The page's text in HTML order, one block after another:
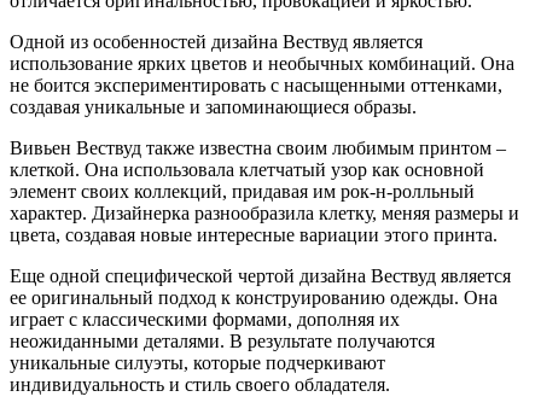
Одной из особенностей дизайна Вествуд является
использование ярких цветов и необычных комбинаций. Она
не боится экспериментировать с насыщенными оттенками,
создавая уникальные и запоминающиеся образы.
Вивьен Вествуд также известна своим любимым принтом –
клеткой. Она использовала клетчатый узор как основной
элемент своих коллекций, придавая им рок-н-ролльный
характер. Дизайнерка разнообразила клетку, меняя размеры и
цвета, создавая новые интересные вариации этого принта.
Еще одной специфической чертой дизайна Вествуд является
ее оригинальный подход к конструированию одежды. Она
играет с классическими формами, дополняя их
неожиданными деталями. В результате получаются
уникальные силуэты, которые подчеркивают
индивидуальность и стиль своего обладателя.